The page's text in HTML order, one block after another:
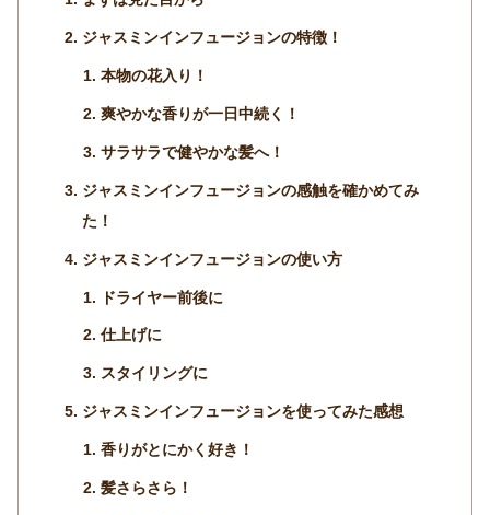
ジャスミンインフュージョンの特徴！
本物の花入り！
爽やかな香りが一日中続く！
サラサラで健やかな髪へ！
ジャスミンインフュージョンの感触を確かめてみ
た！
ジャスミンインフュージョンの使い方
ドライヤー前後に
仕上げに
スタイリングに
ジャスミンインフュージョンを使ってみた感想
香りがとにかく好き！
髪さらさら！